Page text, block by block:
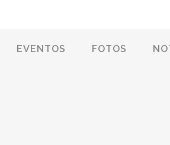
EVENTOS FOTOS